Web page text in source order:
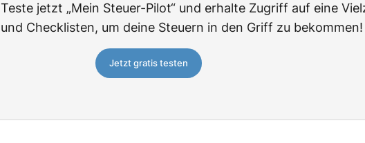
Teste jetzt „Mein Steuer-Pilot“ und erhalte Zugriff auf eine
und Checklisten, um deine Steuern in den Griff zu bekommen!
Jetzt gratis testen